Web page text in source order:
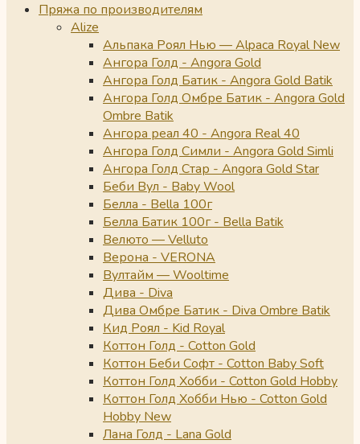
Пряжа по производителям
Alize
Альпака Роял Нью — Alpaca Royal New
Ангора Голд - Angora Gold
Ангора Голд Батик - Angora Gold Batik
Ангора Голд Омбре Батик - Angora Gold
Ombre Batik
Ангора реал 40 - Angora Real 40
Ангора Голд Симли - Angora Gold Simli
Ангора Голд Стар - Angora Gold Star
Беби Вул - Baby Wool
Белла - Bella 100г
Белла Батик 100г - Bella Batik
Велюто — Velluto
Верона - VERONA
Вултайм — Wooltime
Дива - Diva
Дива Омбре Батик - Diva Ombre Batik
Кид Роял - Kid Royal
Коттон Голд - Cotton Gold
Коттон Беби Софт - Cotton Baby Soft
Коттон Голд Хобби - Cotton Gold Hobby
Коттон Голд Хобби Нью - Cotton Gold
Hobby New
Лана Голд - Lana Gold